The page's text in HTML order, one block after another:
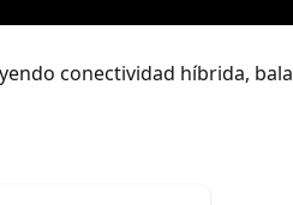
conectividad híbrida,